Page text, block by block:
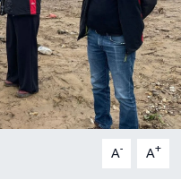
A- A+